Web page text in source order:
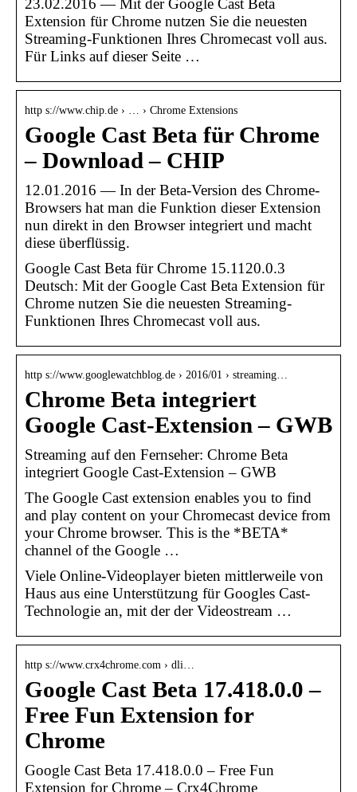
23.02.2016 — Mit der Google Cast Beta
Extension für Chrome nutzen Sie die neuesten
Streaming-Funktionen Ihres Chromecast voll aus.
Für Links auf dieser Seite …
http s://www.chip.de › … › Chrome Extensions
Google Cast Beta für Chrome
– Download – CHIP
12.01.2016 — In der Beta-Version des Chrome-
Browsers hat man die Funktion dieser Extension
nun direkt in den Browser integriert und macht
diese überflüssig.
Google Cast Beta für Chrome 15.1120.0.3
Deutsch: Mit der Google Cast Beta Extension für
Chrome nutzen Sie die neuesten Streaming-
Funktionen Ihres Chromecast voll aus.
http s://www.googlewatchblog.de › 2016/01 › streaming…
Chrome Beta integriert
Google Cast-Extension – GWB
Streaming auf den Fernseher: Chrome Beta
integriert Google Cast-Extension – GWB
The Google Cast extension enables you to find
and play content on your Chromecast device from
your Chrome browser. This is the *BETA*
channel of the Google …
Viele Online-Videoplayer bieten mittlerweile von
Haus aus eine Unterstützung für Googles Cast-
Technologie an, mit der der Videostream …
http s://www.crx4chrome.com › dli…
Google Cast Beta 17.418.0.0 –
Free Fun Extension for
Chrome
Google Cast Beta 17.418.0.0 – Free Fun
Extension for Chrome – Crx4Chrome